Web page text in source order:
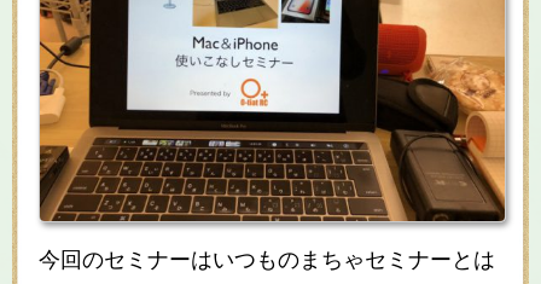
今回のセミナーはいつものまちゃセミナーとは